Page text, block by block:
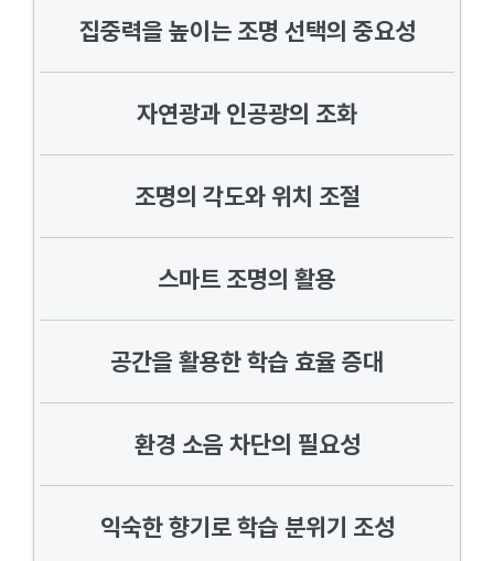
집중력을 높이는 조명 선택의 중요성
자연광과 인공광의 조화
조명의 각도와 위치 조절
스마트 조명의 활용
공간을 활용한 학습 효율 증대
환경 소음 차단의 필요성
익숙한 향기로 학습 분위기 조성